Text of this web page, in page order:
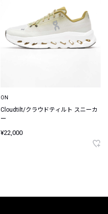
ON
Cloudtilt/クラウドティルト スニーカ
ー
¥22,000